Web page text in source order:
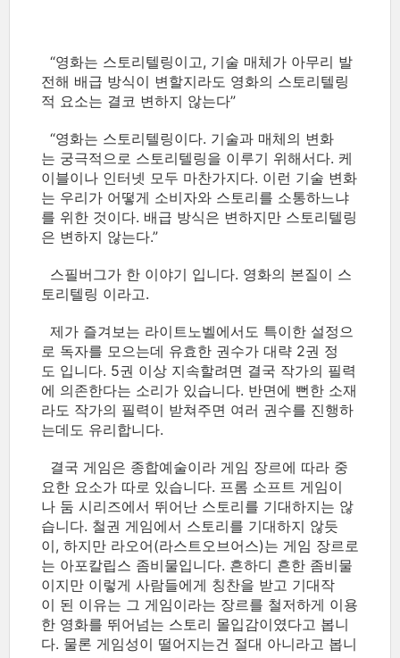
“영화는 스토리텔링이고, 기술 매체가 아무리 발
전해 배급 방식이 변할지라도 영화의 스토리텔링
적 요소는 결코 변하지 않는다”
“영화는 스토리텔링이다. 기술과 매체의 변화
는 궁극적으로 스토리텔링을 이루기 위해서다. 케
이블이나 인터넷 모두 마찬가지다. 이런 기술 변화
는 우리가 어떻게 소비자와 스토리를 소통하느냐
를 위한 것이다. 배급 방식은 변하지만 스토리텔링
은 변하지 않는다.”
스필버그가 한 이야기 입니다. 영화의 본질이 스
토리텔링 이라고.
제가 즐겨보는 라이트노벨에서도 특이한 설정으
로 독자를 모으는데 유효한 권수가 대략 2권 정
도 입니다. 5권 이상 지속할려면 결국 작가의 필력
에 의존한다는 소리가 있습니다. 반면에 뻔한 소재
라도 작가의 필력이 받쳐주면 여러 권수를 진행하
는데도 유리합니다.
결국 게임은 종합예술이라 게임 장르에 따라 중
요한 요소가 따로 있습니다. 프롬 소프트 게임이
나 둠 시리즈에서 뛰어난 스토리를 기대하지는 않
습니다. 철권 게임에서 스토리를 기대하지 않듯
이, 하지만 라오어(라스트오브어스)는 게임 장르로
는 아포칼립스 좀비물입니다. 흔하디 흔한 좀비물
이지만 이렇게 사람들에게 칭찬을 받고 기대작
이 된 이유는 그 게임이라는 장르를 철저하게 이용
한 영화를 뛰어넘는 스토리 몰입감이였다고 봅니
다. 물론 게임성이 떨어지는건 절대 아니라고 봅니